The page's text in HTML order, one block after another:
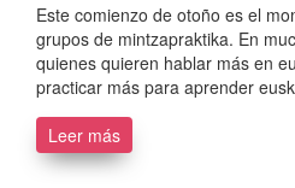
Este comienzo de otoño es el
grupos de mintzapraktika. En
quienes quieren hablar más en
practicar más para aprender
Leer más